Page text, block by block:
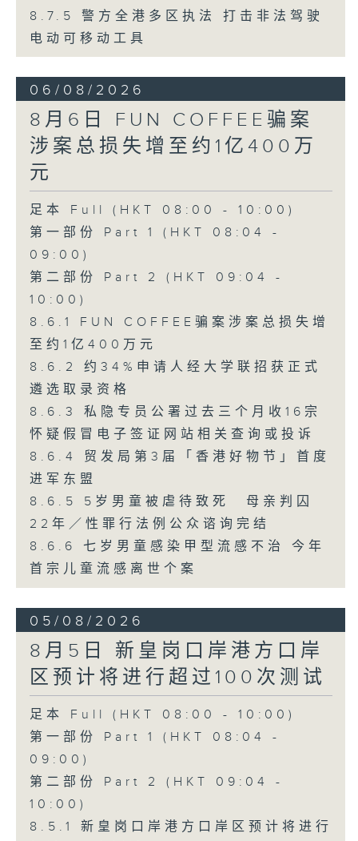
8.7.5 警方全港多区执法 打击非法驾驶
电动可移动工具
06/08/2026
8月6日 FUN COFFEE骗案
涉案总损失增至约1亿400万
元
足本 Full (HKT 08:00 - 10:00)
第一部份 Part 1 (HKT 08:04 -
09:00)
第二部份 Part 2 (HKT 09:04 -
10:00)
8.6.1 FUN COFFEE骗案涉案总损失增
至约1亿400万元
8.6.2 约34%申请人经大学联招获正式
遴选取录资格
8.6.3 私隐专员公署过去三个月收16宗
怀疑假冒电子签证网站相关查询或投诉
8.6.4 贸发局第3届「香港好物节」首度
进军东盟
8.6.5 5岁男童被虐待致死 母亲判囚
22年／性罪行法例公众谘询完结
8.6.6 七岁男童感染甲型流感不治 今年
首宗儿童流感离世个案
05/08/2026
8月5日 新皇岗口岸港方口岸
区预计将进行超过100次测试
足本 Full (HKT 08:00 - 10:00)
第一部份 Part 1 (HKT 08:04 -
09:00)
第二部份 Part 2 (HKT 09:04 -
10:00)
8.5.1 新皇岗口岸港方口岸区预计将进行